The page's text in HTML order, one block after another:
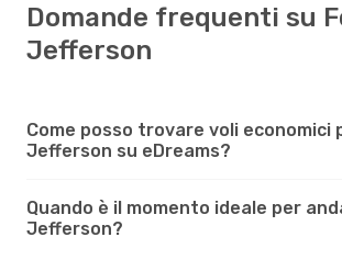
Domande frequenti su
Jefferson
Come posso trovare voli economici
Jefferson su eDreams?
Quando è il momento ideale per
Jefferson?